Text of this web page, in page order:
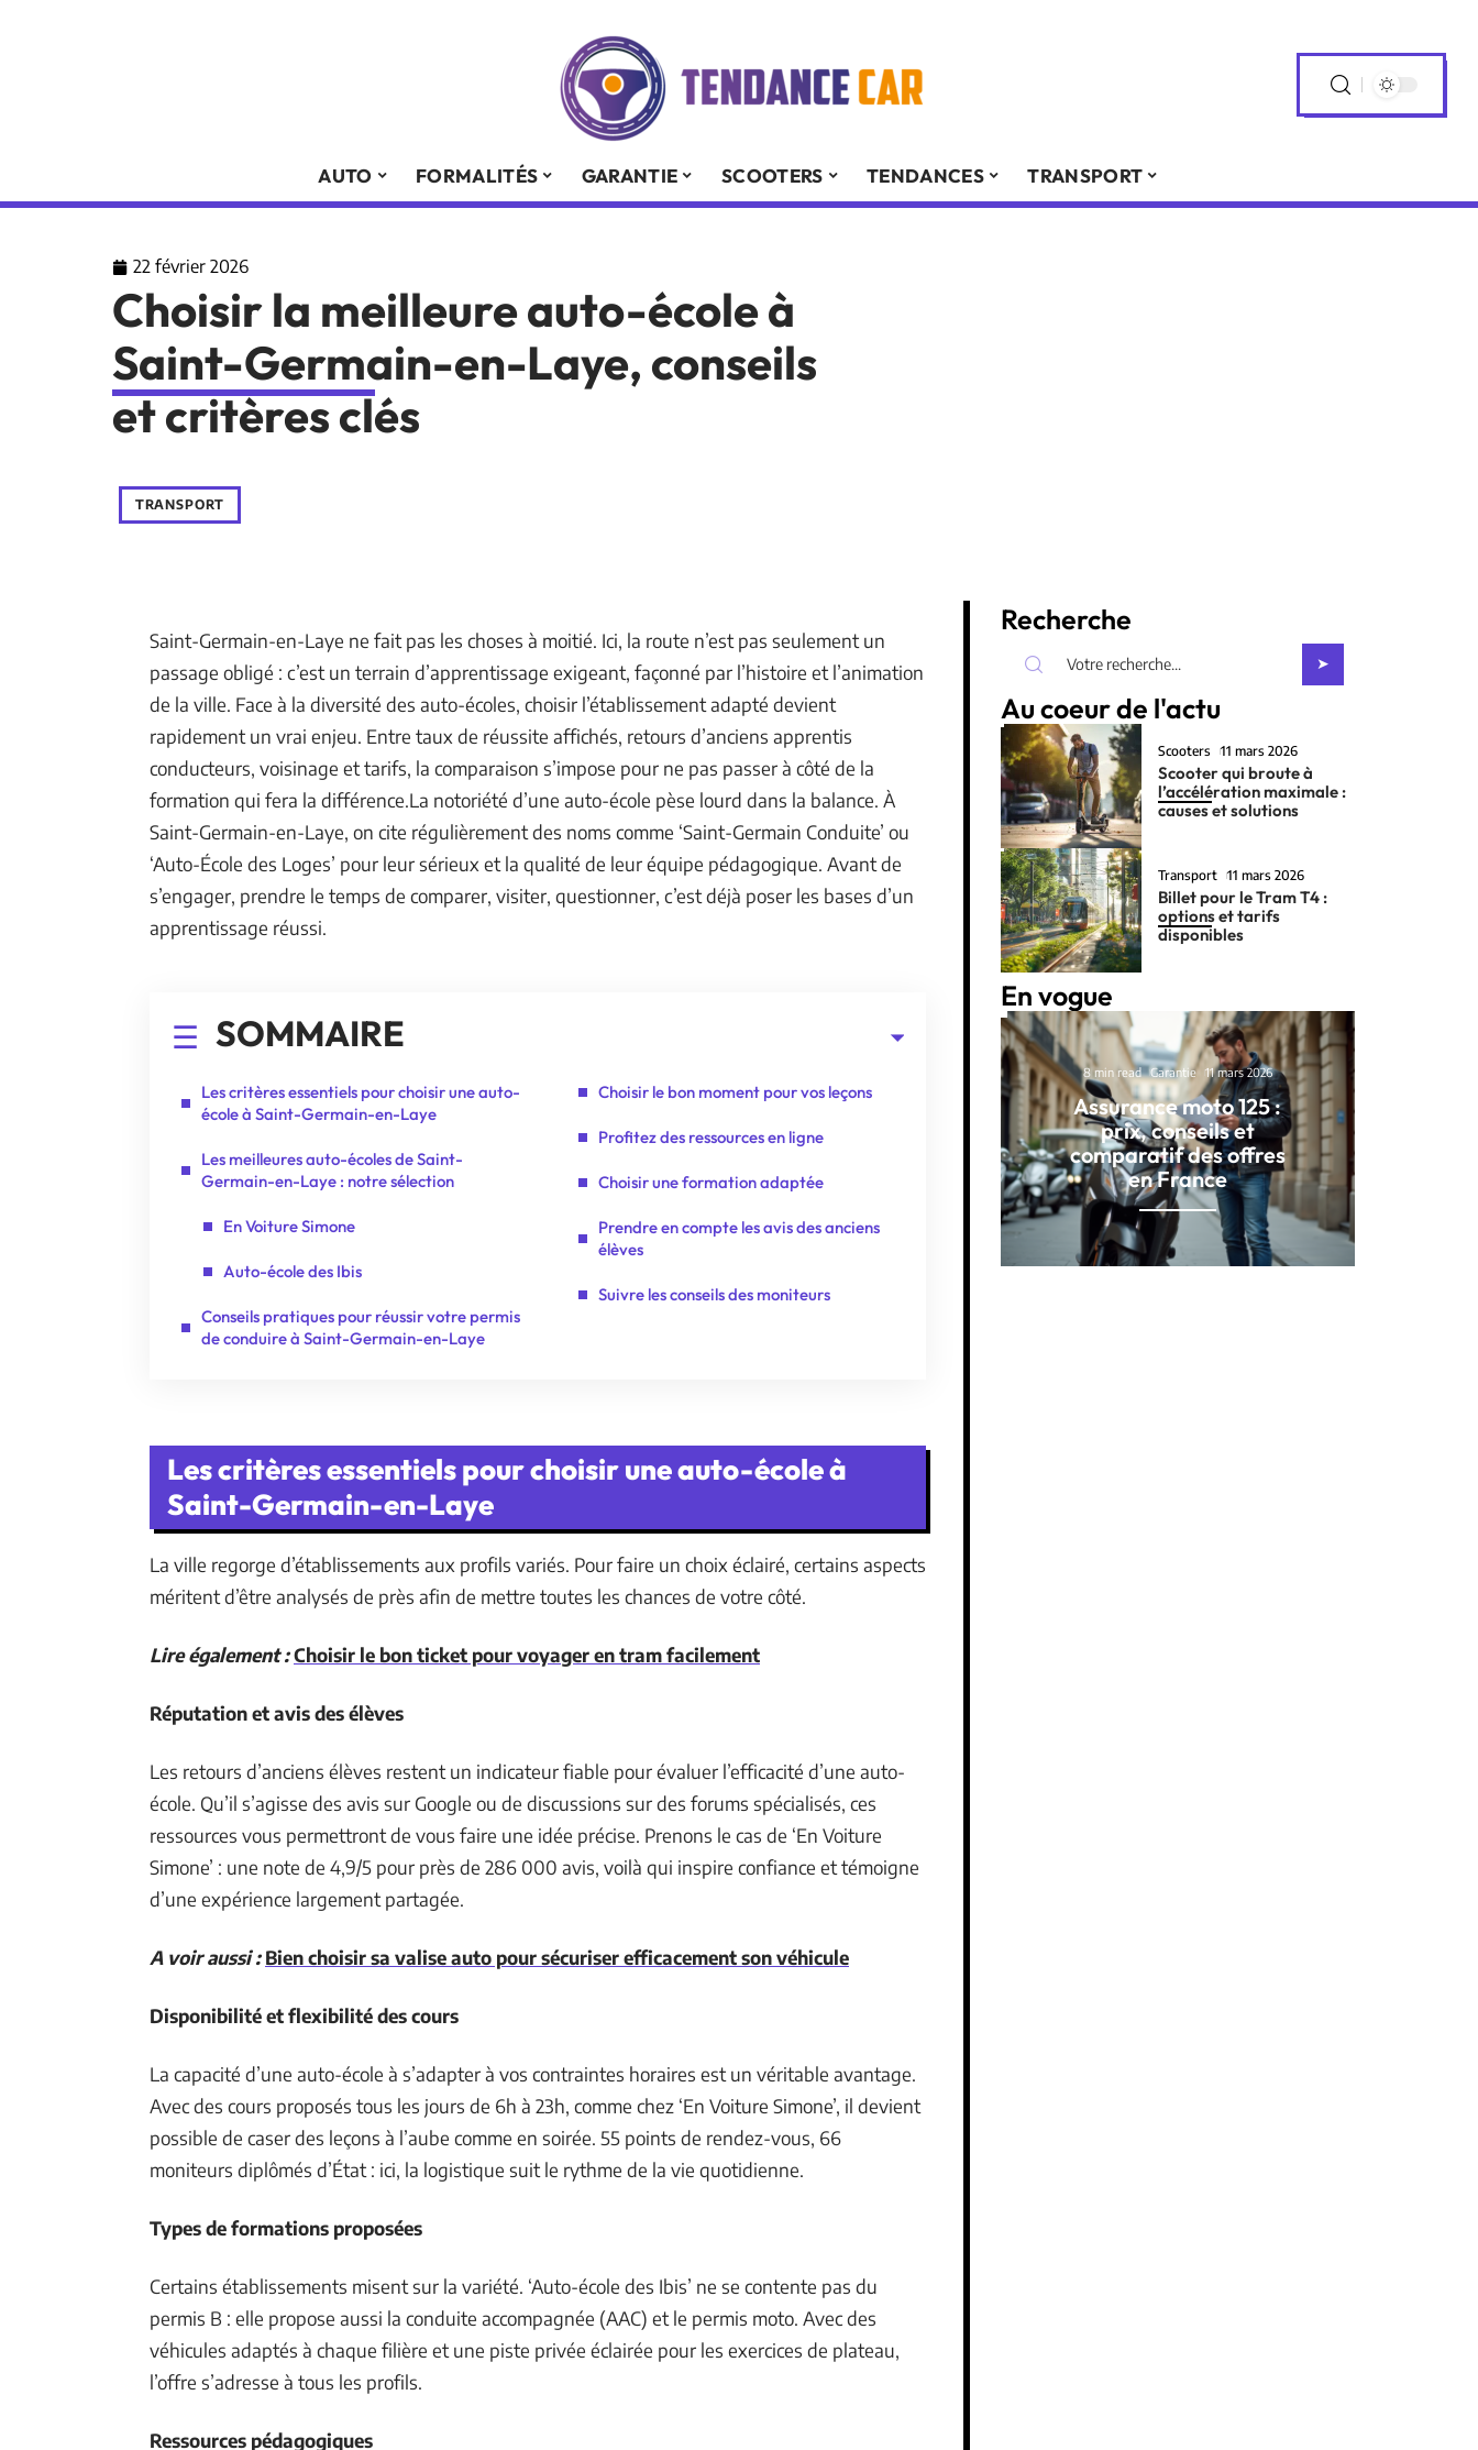
AUTO FORMALITÉS GARANTIE SCOOTERS TENDANCES TRANSPORT
22 février 2026
Choisir la meilleure auto-école à
Saint-Germain-en-Laye, conseils
et critères clés
TRANSPORT
Saint-Germain-en-Laye ne fait pas les choses à moitié. Ici, la route n’est pas seulement un
passage obligé : c’est un terrain d’apprentissage exigeant, façonné par l’histoire et l’animation
de la ville. Face à la diversité des auto-écoles, choisir l’établissement adapté devient
rapidement un vrai enjeu. Entre taux de réussite affichés, retours d’anciens apprentis
conducteurs, voisinage et tarifs, la comparaison s’impose pour ne pas passer à côté de la
formation qui fera la différence.La notoriété d’une auto-école pèse lourd dans la balance. À
Saint-Germain-en-Laye, on cite régulièrement des noms comme ‘Saint-Germain Conduite’ ou
‘Auto-École des Loges’ pour leur sérieux et la qualité de leur équipe pédagogique. Avant de
s’engager, prendre le temps de comparer, visiter, questionner, c’est déjà poser les bases d’un
apprentissage réussi.
SOMMAIRE
Les critères essentiels pour choisir une auto-
école à Saint-Germain-en-Laye
Les meilleures auto-écoles de Saint-
Germain-en-Laye : notre sélection
En Voiture Simone
Auto-école des Ibis
Conseils pratiques pour réussir votre permis
de conduire à Saint-Germain-en-Laye
Choisir le bon moment pour vos leçons
Profitez des ressources en ligne
Choisir une formation adaptée
Prendre en compte les avis des anciens
élèves
Suivre les conseils des moniteurs
Les critères essentiels pour choisir une auto-école à
Saint-Germain-en-Laye
La ville regorge d’établissements aux profils variés. Pour faire un choix éclairé, certains aspects
méritent d’être analysés de près afin de mettre toutes les chances de votre côté.
Lire également :Choisir le bon ticket pour voyager en tram facilement
Réputation et avis des élèves
Les retours d’anciens élèves restent un indicateur fiable pour évaluer l’efficacité d’une auto-
école. Qu’il s’agisse des avis sur Google ou de discussions sur des forums spécialisés, ces
ressources vous permettront de vous faire une idée précise. Prenons le cas de ‘En Voiture
Simone’ : une note de 4,9/5 pour près de 286 000 avis, voilà qui inspire confiance et témoigne
d’une expérience largement partagée.
A voir aussi : Bien choisir sa valise auto pour sécuriser efficacement son véhicule
Disponibilité et flexibilité des cours
La capacité d’une auto-école à s’adapter à vos contraintes horaires est un véritable avantage.
Avec des cours proposés tous les jours de 6h à 23h, comme chez ‘En Voiture Simone’, il devient
possible de caser des leçons à l’aube comme en soirée. 55 points de rendez-vous, 66
moniteurs diplômés d’État : ici, la logistique suit le rythme de la vie quotidienne.
Types de formations proposées
Certains établissements misent sur la variété. ‘Auto-école des Ibis’ ne se contente pas du
permis B : elle propose aussi la conduite accompagnée (AAC) et le permis moto. Avec des
véhicules adaptés à chaque filière et une piste privée éclairée pour les exercices de plateau,
l’offre s’adresse à tous les profils.
Ressources pédagogiques
Recherche
Au coeur de l'actu
Scooters 11 mars 2026
Scooter qui broute à
l’accélération maximale :
causes et solutions
Transport 11 mars 2026
Billet pour le Tram T4 :
options et tarifs
disponibles
En vogue
8 min read Garantie 11 mars 2026
Assurance moto 125 :
prix, conseils et
comparatif des offres
en France